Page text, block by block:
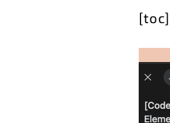
[toc]